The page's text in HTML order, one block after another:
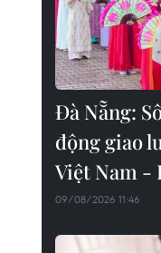
Đà Nẵng:
động giao
Việt Nam -
09/08/2026 11:46